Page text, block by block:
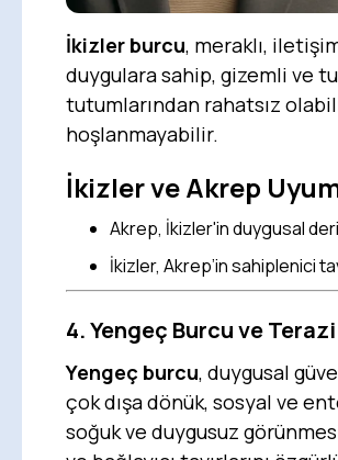
İkizler burcu, meraklı,
duygulara sahip, gizemli ve
tutumlarından rahatsız
hoşlanmayabilir.
İkizler ve Akrep
Akrep, İkizler'in duygusal
İkizler, Akrep’in sahiplenici
4. Yengeç Burcu ve
Yengeç burcu, duygusal
çok dışa dönük, sosyal ve
soğuk ve duygusuz